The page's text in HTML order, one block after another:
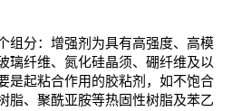
组分：增强剂为具有高强度、高模
璃纤维、氮化硅晶须、硼纤维及以
是起粘合作用的胶粘剂，如不饱合
脂、聚酰亚胺等热固性树脂及苯乙